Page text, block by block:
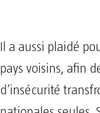
Il a aussi plaidé
pays voisins, afin
d’insécurité